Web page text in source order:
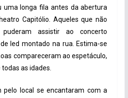
uma longa fila antes da abertura
Capitólio. Aqueles que não
puderam assistir ao concerto
led montado na rua. Estima-se
compareceram ao espetáculo,
as idades.
pelo local se encantaram com a